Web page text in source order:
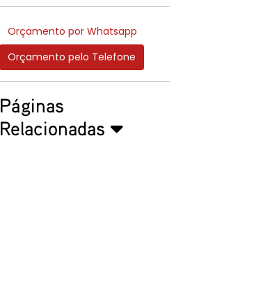
Orçamento por Whatsapp
Orçamento pelo Telefone
Páginas
Relacionadas